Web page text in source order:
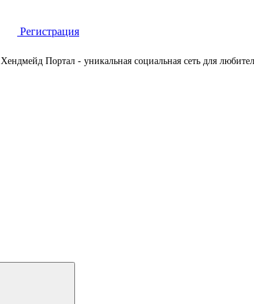
Регистрация
Хендмейд Портал - уникальная социальная сеть для